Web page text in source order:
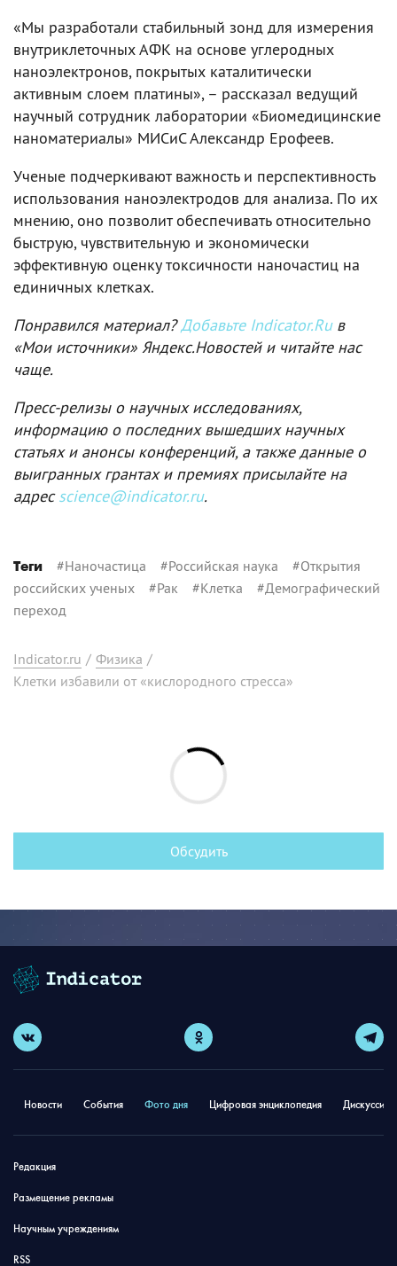
«Мы разработали стабильный зонд для измерения
внутриклеточных АФК на основе углеродных
наноэлектронов, покрытых каталитически
активным слоем платины», – рассказал ведущий
научный сотрудник лаборатории «Биомедицинские
наноматериалы» МИСиС Александр Ерофеев.
Ученые подчеркивают важность и перспективность
использования наноэлектродов для анализа. По их
мнению, оно позволит обеспечивать относительно
быструю, чувствительную и экономически
эффективную оценку токсичности наночастиц на
единичных клетках.
Понравился материал?Добавьте Indicator.Ruв
«Мои источники» Яндекс.Новостей и читайте нас
чаще.
Пресс-релизы о научных исследованиях,
информацию о последних вышедших научных
статьях и анонсы конференций, а также данные о
выигранных грантах и премиях присылайте на
адресscience@indicator.ru.
Теги #Наночастица #Российская наука #Открытия
российских ученых #Рак #Клетка #Демографический
переход
Indicator.ru / Физика /
Клетки избавили от «кислородного стресса»
Обсудить
Новости События Фото дня Цифровая энциклопедия
Редакция
Размещение рекламы
Научным учреждениям
RSS